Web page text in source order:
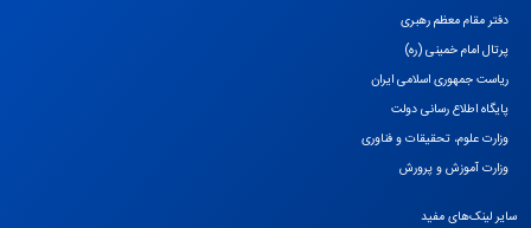
دفتر مقام معظم رهبری
پرتال امام خمینی (ره)
ریاست جمهوری اسلامی ایران
پایگاه اطلاع رسانی دولت
وزارت علوم، تحقیقات و فناوری
وزارت آموزش و پرورش
سایر لینک‌های مفید